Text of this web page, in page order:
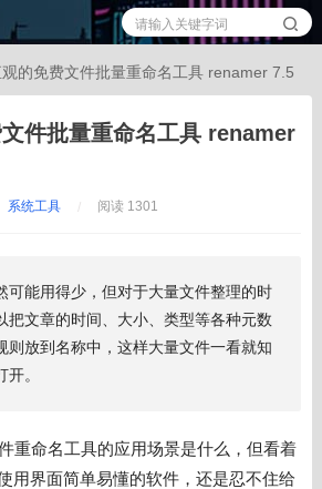
的免费文件批量重命名工具 renamer 7.5
件批量重命名工具 renamer
系统工具 阅读 1301
可能用得少，但对于大量文件整理的时
把文章的时间、大小、类型等各种元数
则放到名称中，这样大量文件一看就知
。
重命名工具的应用场景是什么，但看着
用界面简单易懂的软件，还是忍不住给